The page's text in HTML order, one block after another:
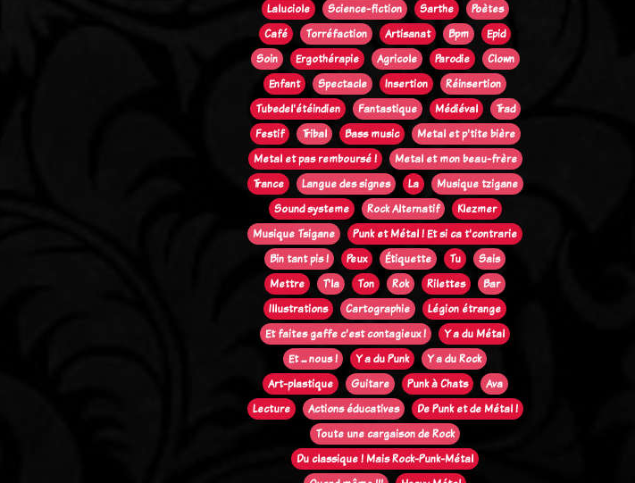
Laluciole
Science-fiction Sarthe
Poètes
Café
Torréfaction Artisanat Bpm
Epid
Soin
Ergothérapie Agricole Parodie
Clown
Enfant
Spectacle Insertion
Réinsertion
Tubedel'étéindien
Fantastique Médiéval
Trad
Festif
Tribal Bass music
Metal et p'tite bière
Metal et pas remboursé !
Metal et mon beau-frère
Trance
Langue des signes La
Musique tzigane
Sound systeme
Rock Alternatif
Klezmer
Musique Tsigane
Punk et Métal ! Et si ca t'contrarie
Bin tant pis !
Peux Étiquette Tu
Sais
Mettre
T'la Ton Rok Rilettes
Bar
Illustrations
Cartographie
Légion étrange
Et faites gaffe c'est contagieux !
Y a du Métal
Et ... nous !
Y a du Punk
Y a du Rock
Art-plastique
Guitare Punk à Chats
Ava
Lecture
Actions éducatives
De Punk et de Métal !
Toute une cargaison de Rock
Du classique ! Mais Rock-Punk-Métal